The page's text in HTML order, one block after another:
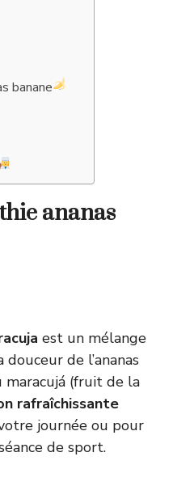
banane
ananas
est un mélange
de l’ananas
(fruit de la
rafraîchissante
journée ou pour
de sport.